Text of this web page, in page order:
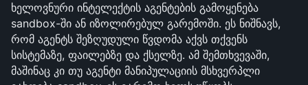
ხელოვნური ინტელექტის აგენტების გამოყენება
sandbox-ში ან იზოლირებულ გარემოში. ეს ნიშნავს,
რომ აგენტს შეზღუდული წვდომა აქვს თქვენს
სისტემაზე, ფაილებზე და ქსელზე. ამ შემთხვევაში,
მაშინაც კი თუ აგენტი მანიპულაციის მსხვერპლი